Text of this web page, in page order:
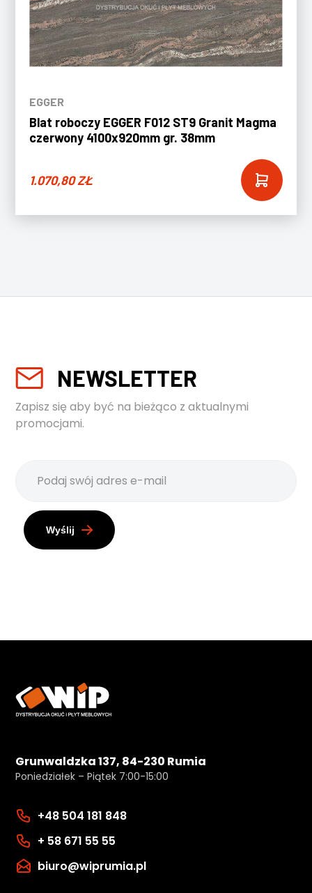
EGGER
Blat roboczy EGGER F012 ST9 Granit Magma
czerwony 4100x920mm gr. 38mm
1.070,80ZŁ
NEWSLETTER
Zapisz się aby być na bieżąco z aktualnymi
promocjami.
Wyślij
Grunwaldzka 137, 84-230 Rumia
Poniedziałek – Piątek 7:00-15:00
+48 504 181 848
+ 58 671 55 55
biuro@wiprumia.pl